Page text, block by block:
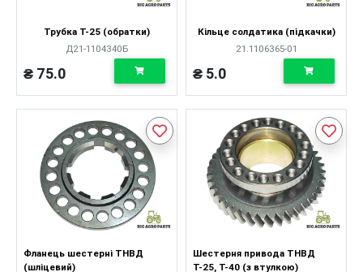
Трубка Т-25 (обратки)
Д21-1104340Б
₴ 75.0
Кільце солдатика (підкачки)
21.1106365-01
₴ 5.0
Фланець шестерні ТНВД
(шліцевий)
Шестерня привода ТНВД
Т-25, Т-40 (з втулкою)